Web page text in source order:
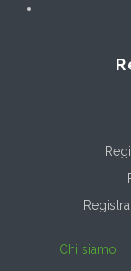
Chi siamo